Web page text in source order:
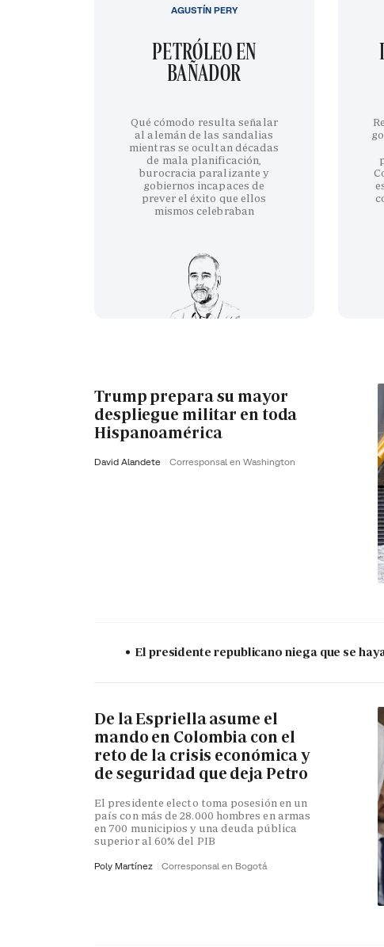
PETRÓLEO EN
BAÑADOR
Qué cómodo resulta señalar
al alemán de las sandalias
mientras se ocultan décadas
de mala planificación,
burocracia paralizante y
gobiernos incapaces de
prever el éxito que ellos
mismos celebraban
AGUSTÍN PERY
Trump prepara su mayor
despliegue militar en toda
Hispanoamérica
David Alandete Corresponsal en Washington
El presidente republicano niega que se
De la Espriella asume el
mando en Colombia con el
reto de la crisis económica y
de seguridad que deja Petro
El presidente electo toma posesión en un
país con más de 28.000 hombres en armas
en 700 municipios y una deuda pública
superior al 60% del PIB
Poly Martínez Corresponsal en Bogotá